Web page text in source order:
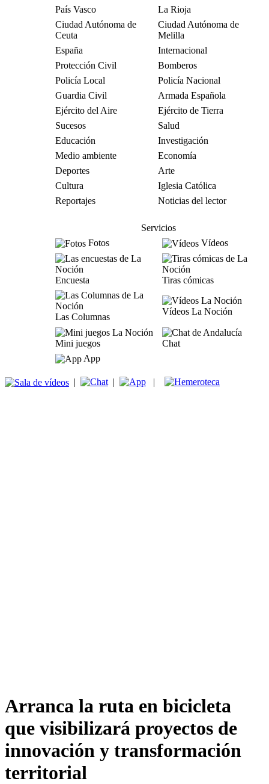
País Vasco
La Rioja
Ciudad Autónoma de
Ceuta
Ciudad Autónoma de
Melilla
España
Internacional
Protección Civil
Bomberos
Policía Local
Policía Nacional
Guardia Civil
Armada Española
Ejército del Aire
Ejército de Tierra
Sucesos
Salud
Educación
Investigación
Medio ambiente
Economía
Deportes
Arte
Cultura
Iglesia Católica
Reportajes
Noticias del lector
Servicios
Fotos
Vídeos
Encuesta Tiras cómicas
Las Columnas
Vídeos La Noción
Mini juegos
Chat
App
| | |
Arranca la ruta en bicicleta
que visibilizará proyectos de
innovación y transformación
territorial